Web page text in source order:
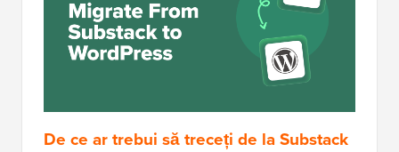
De ce ar trebui să treceți de la Substack